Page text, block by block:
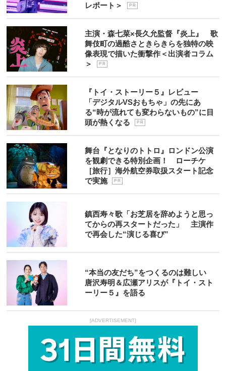
レポート＞
P R
主演・森七菜×長久允監督『炎上』 歌
舞伎町の過酷さときらきらを独特の映
像表現で描いた衝撃作＜出演者コラム
＞
P R
『トイ・ストーリー５』レビュー
「デジタルVSおもちゃ」の先にあ
る“時が流れても変わらないもの”に目
頭が熱くなる
P R
舞台『となりのトトロ』ロンドン公演
を観劇できる特別企画！ ローチケ
［旅行］海外航空券取扱スタート記念
で実施
P R
鎮西寿々歌「お芝居を辞めようと思っ
てからの再スタートだった」 主演作
で再会した“演じる喜び”
“本当の友だち”をつくるのは難しい
唐沢寿明＆広瀬アリスが『トイ・スト
ーリー５』を語る
[ADVERTISEMENT]